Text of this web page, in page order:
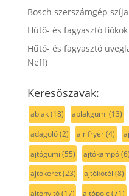
Bosch szerszámgép
Hűtő- és fagyasztó fiókok
Hűtő- és fagyasztó
Neff)
Keresőszavak:
ablak(18) ablakgumi (13)
adagoló(2) air fryer(4)
ajtógumi (55) ajtókampó(6)
ajtókeret(23) ajtókötél (8)
ajtónyitó(17) ajtópolc(71)